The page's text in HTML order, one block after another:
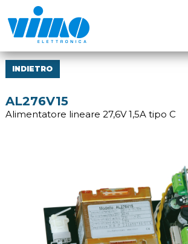
INDIETRO
AL276V15
Alimentatore lineare 27,6V 1,5A tipo C